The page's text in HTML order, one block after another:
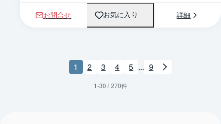
お問合せ お気に入り 詳細
1 2 3 4 5 ... 9
1-30 /270件